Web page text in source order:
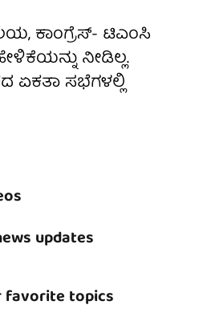
ಕಾಂಗ್ರೆಸ್- ಟಿಎಂಸಿ
ನೀಡಿಲ್ಲ.
ಏಕತಾ ಸಭೆಗಳಲ್ಲಿ
updates
favorite topics